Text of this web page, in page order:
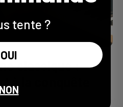
classique :
à la conquête
tente ?
OUI
NON